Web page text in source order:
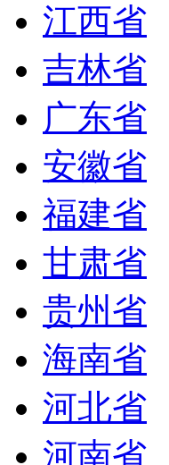
江西省
吉林省
广东省
安徽省
福建省
甘肃省
贵州省
海南省
河北省
河南省